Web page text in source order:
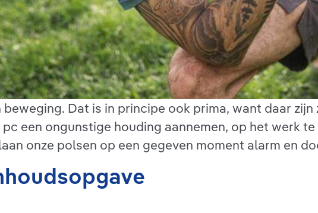
Dat is in principe ook prima, want daar
een ongunstige houding aannemen, op het werk
onze polsen op een gegeven moment alarm en